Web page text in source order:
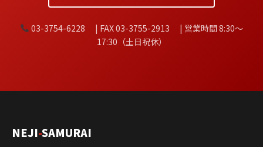
03-3754-6228 | FAX 03-3755-2913 | 営業時間 8:30〜
17:30（土日祝休）
NEJI-SAMURAI